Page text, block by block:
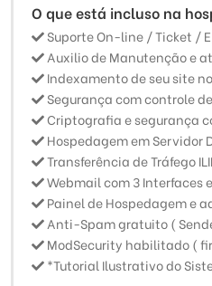
O que está incluso na
Suporte On-line / Ticket /
Auxilio de Manutenção e
Indexamento de seu site
Segurança com controle
Criptografia e segurança
Hospedagem em Servidor
Transferência de Tráfego
Webmail com 3 Interfaces
Painel de Hospedagem e
Anti-Spam gratuito (
ModSecurity habilitado (
*Tutorial Ilustrativo do